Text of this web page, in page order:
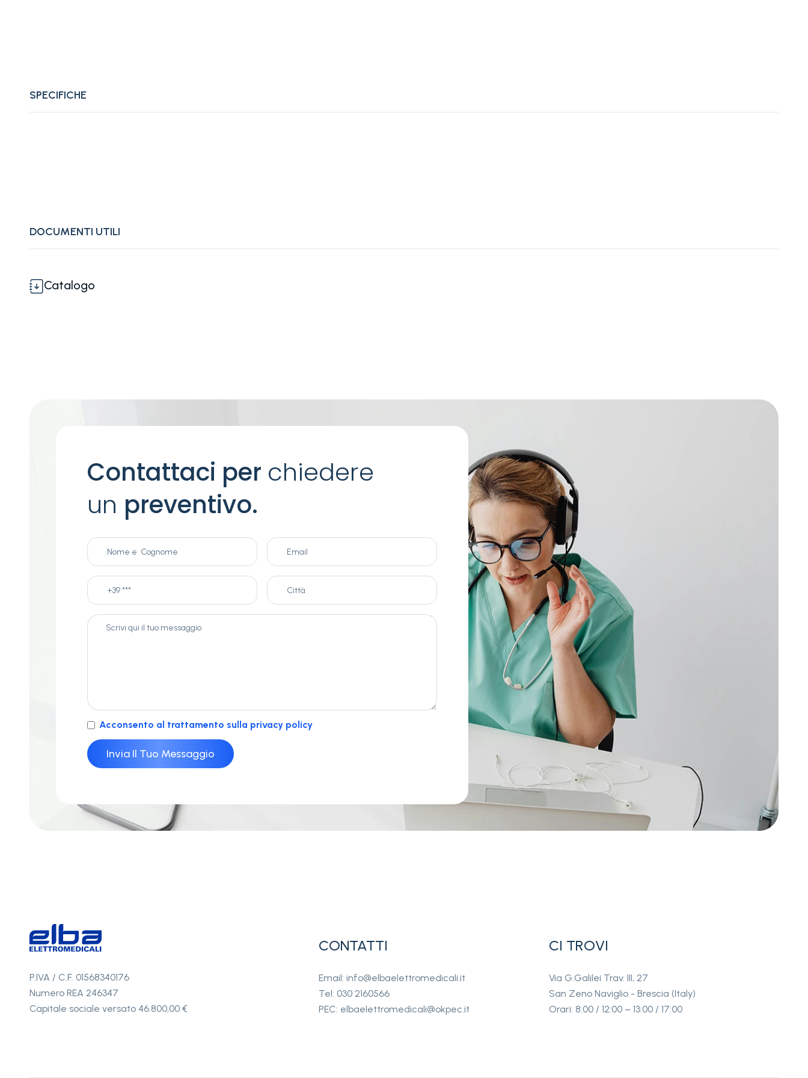
SPECIFICHE
DOCUMENTI UTILI
Catalogo
Contattaci per chiedere
un preventivo.
Acconsento al trattamento sulla privacy policy
P.IVA / C.F. 01568340176
Numero REA 246347
Capitale sociale versato 46.800,00 €
CONTATTI
Email: info@elbaelettromedicali.it
Tel: 030 2160566
PEC: elbaelettromedicali@okpec.it
CI TROVI
Via G.Galilei Trav. III, 27
San Zeno Naviglio - Brescia (Italy)
Orari: 8:00 / 12:00 – 13:00 / 17:00